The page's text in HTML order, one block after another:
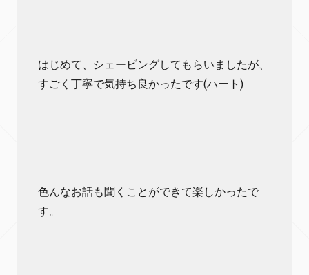
はじめて、シェービングしてもらいましたが、
すごく丁寧で気持ち良かったです(ハート)
色んなお話も聞くことができて楽しかったで
す。